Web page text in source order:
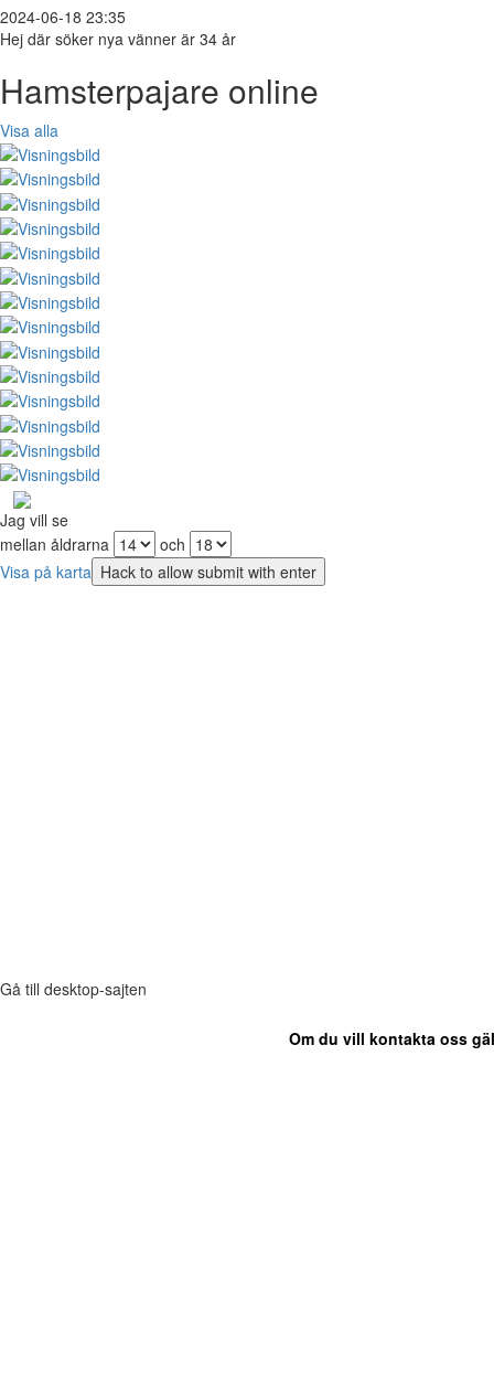
2024-06-18 23:35
Hej där söker nya vänner är 34 år
Hamsterpajare online
Visa alla
Jag vill se
mellan åldrarna
och
Visa på karta
Gå till desktop-sajten
Om du vill kontakta oss